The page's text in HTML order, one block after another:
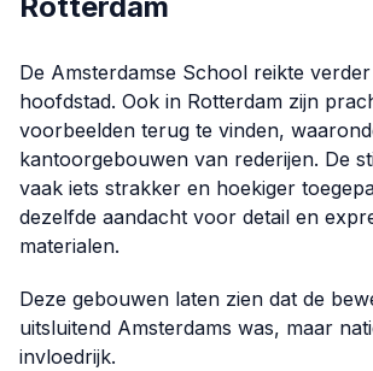
De Amsterdamse School reikte
hoofdstad. Ook in Rotterdam zijn
voorbeelden terug te vinden,
kantoorgebouwen van rederijen. De
vaak iets strakker en hoekiger
dezelfde aandacht voor detail en
materialen.
Deze gebouwen laten zien dat de
uitsluitend Amsterdams was, maar
invloedrijk.